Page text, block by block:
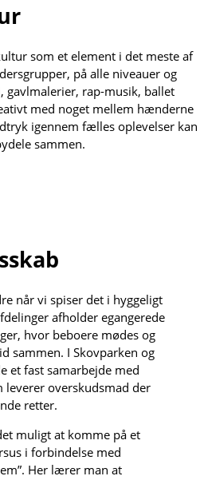
som et element i det meste af
på alle niveauer og
gavlmalerier, rap-musik, ballet
med noget mellem hænderne
igennem fælles oplevelser kan
sammen.
når vi spiser det i hyggeligt
afholder egangerede
hvor beboere mødes og
sammen. I Skovparken og
et fast samarbejde med
leverer overskudsmad der
retter.
muligt at komme på et
i forbindelse med
Her lærer man at